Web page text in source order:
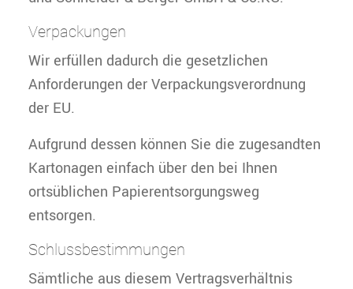
Verpackungen
Wir erfüllen dadurch die gesetzlichen
Anforderungen der Verpackungsverordnung
der EU.
Aufgrund dessen können Sie die zugesandten
Kartonagen einfach über den bei Ihnen
ortsüblichen Papierentsorgungsweg
entsorgen.
Schlussbestimmungen
Sämtliche aus diesem Vertragsverhältnis